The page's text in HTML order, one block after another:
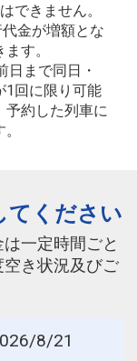
できません。
金が増額とな
す。
日まで同日・
1回に限り可能
予約した列車に
てください
一定時間ごと
き状況及びご
8/21